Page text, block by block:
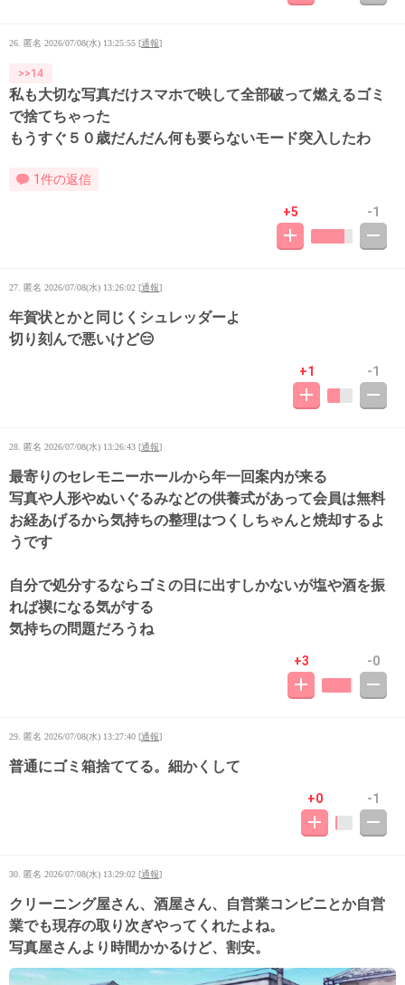
26. 匿名 2026/07/08(水) 13:25:55 [通報]
>>14
私も大切な写真だけスマホで映して全部破って燃えるゴミ
で捨てちゃった
もうすぐ５０歳だんだん何も要らないモード突入したわ
1件の返信
+5 -1
27. 匿名 2026/07/08(水) 13:26:02 [通報]
年賀状とかと同じくシュレッダーよ
切り刻んで悪いけど😑
+1 -1
28. 匿名 2026/07/08(水) 13:26:43 [通報]
最寄りのセレモニーホールから年一回案内が来る
写真や人形やぬいぐるみなどの供養式があって会員は無料
お経あげるから気持ちの整理はつくしちゃんと焼却するよ
うです
自分で処分するならゴミの日に出すしかないが塩や酒を振
れば禊になる気がする
気持ちの問題だろうね
+3 -0
29. 匿名 2026/07/08(水) 13:27:40 [通報]
普通にゴミ箱捨ててる。細かくして
+0 -1
30. 匿名 2026/07/08(水) 13:29:02 [通報]
クリーニング屋さん、酒屋さん、自営業コンビニとか自営
業でも現存の取り次ぎやってくれたよね。
写真屋さんより時間かかるけど、割安。